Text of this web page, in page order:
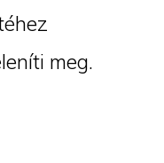
meg.